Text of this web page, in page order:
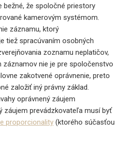
že spoločné priestory
kamerovým systémom.
záznamu, ktorý
tiež spracúvaním osobných
zoznamu neplatičov,
záznamov nie je pre spoločenstvo
zakotvené oprávnenie, preto
založiť iný právny základ.
oprávnený záujem
záujem prevádzkovateľa musí byť
proporcionality (ktorého súčasťou